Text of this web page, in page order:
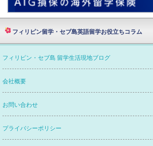
フィリピン留学・セブ島英語留学お役立ちコラム
セブ島留学英語の質とフィリピン人講師の本当
留学エージェントってどんな会社？
セブナビがおすすめなわけ
セブナビがつぶやく
賢い留学エージェントの選び方
フィリピン・セブ島英語留学
フィリピン・セブ島 留学生活現地ブログ
会社概要
お問い合わせ
プライバシーポリシー